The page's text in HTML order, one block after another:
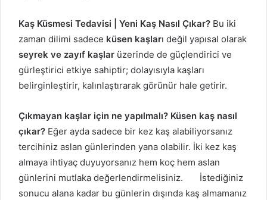
Kaş Küsmesi Tedavisi | Yeni Kaş Nasıl Çıkar? Bu iki
zaman dilimi sadece küsen kaşları değil yapısal olarak
seyrek ve zayıf kaşlar üzerinde de güçlendirici ve
gürleştirici etkiye sahiptir; dolayısıyla kaşları
belirginleştirir, kalınlaştırarak görünür hale getirir.
Çıkmayan kaşlar için ne yapılmalı? Küsen kaş nasıl
çıkar? Eğer ayda sadece bir kez kaş alabiliyorsanız
tercihiniz aslan günlerinden yana olabilir. İki kez kaş
almaya ihtiyaç duyuyorsanız hem koç hem aslan
günlerini mutlaka değerlendirmelisiniz. İstediğiniz
sonucu alana kadar bu günlerin dışında kaş almamanız